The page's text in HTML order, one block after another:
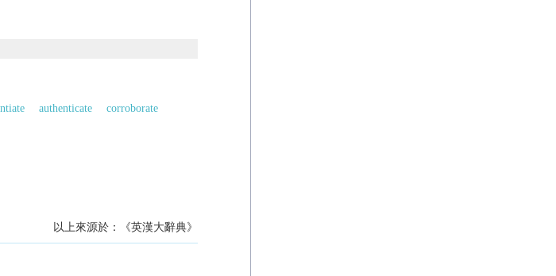
authenticate
corroborate
以上來源於：《英漢大辭典》